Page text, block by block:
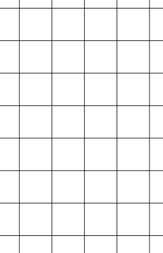
Karte